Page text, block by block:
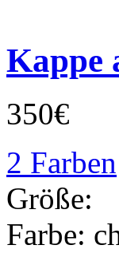
Kappe
350€
2 Farben
Größe:
Farbe: